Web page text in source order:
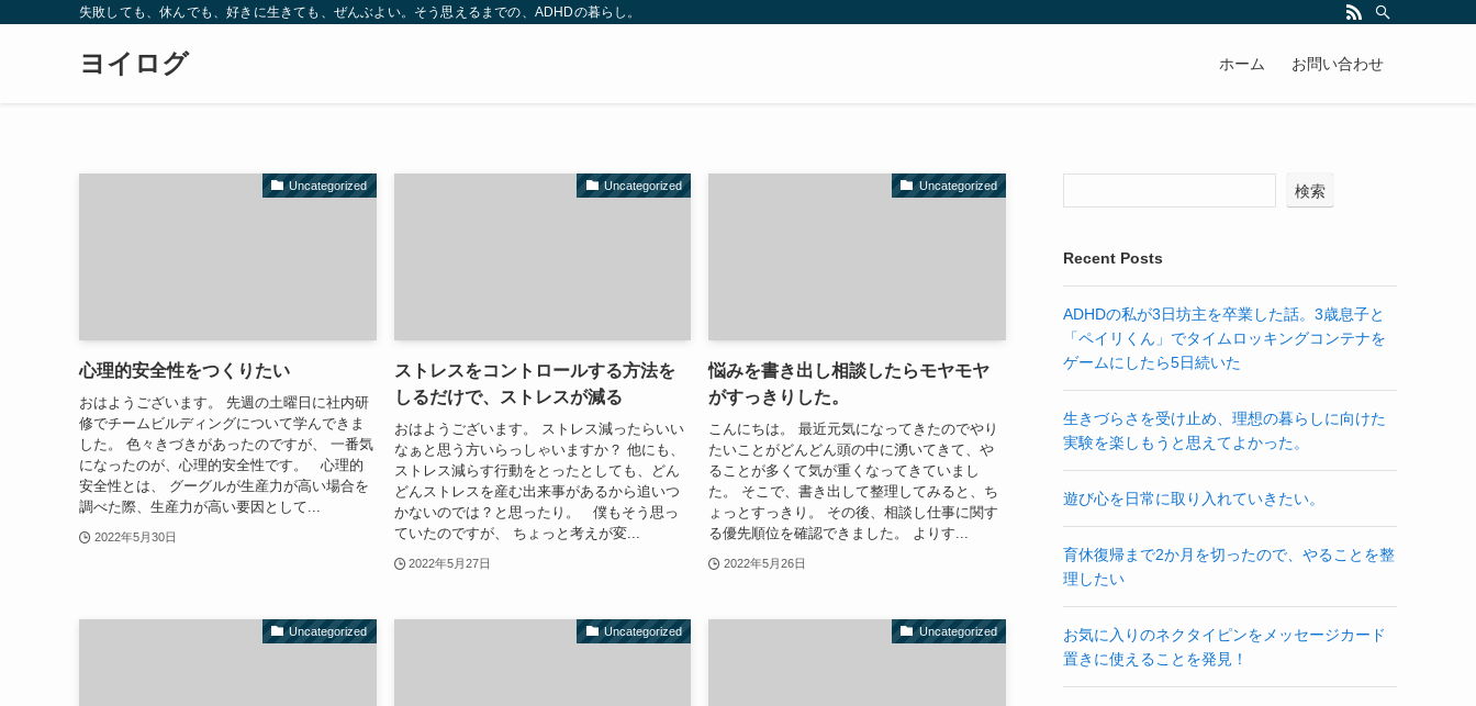
失敗しても、休んでも、好きに生きても、ぜんぶよい。そう思えるまでの、ADHDの暮らし。
ヨイログ ホーム お問い合わせ
Uncategorized
心理的安全性をつくりたい
おはようございます。 先週の土曜日に社内研
修でチームビルディングについて学んできま
した。 色々きづきがあったのですが、 一番気
になったのが、心理的安全性です。 心理的
安全性とは、 グーグルが生産力が高い場合を
調べた際、生産力が高い要因として...
2022年5月30日
Uncategorized
ストレスをコントロールする方法を
しるだけで、ストレスが減る
おはようございます。 ストレス減ったらいい
なぁと思う方いらっしゃいますか？ 他にも、
ストレス減らす行動をとったとしても、どん
どんストレスを産む出来事があるから追いつ
かないのでは？と思ったり。 僕もそう思っ
ていたのですが、 ちょっと考えが変...
2022年5月27日
Uncategorized
悩みを書き出し相談したらモヤモヤ
がすっきりした。
こんにちは。 最近元気になってきたのでやり
たいことがどんどん頭の中に湧いてきて、や
ることが多くて気が重くなってきていまし
た。 そこで、書き出して整理してみると、ち
ょっとすっきり。 その後、相談し仕事に関す
る優先順位を確認できました。 よりす...
2022年5月26日
Uncategorized Uncategorized Uncategorized
検索
Recent Posts
ADHDの私が3日坊主を卒業した話。3歳息子と
「ペイリくん」でタイムロッキングコンテナを
ゲームにしたら5日続いた
生きづらさを受け止め、理想の暮らしに向けた
実験を楽しもうと思えてよかった。
遊び心を日常に取り入れていきたい。
育休復帰まで2か月を切ったので、やることを整
理したい
お気に入りのネクタイピンをメッセージカード
置きに使えることを発見！